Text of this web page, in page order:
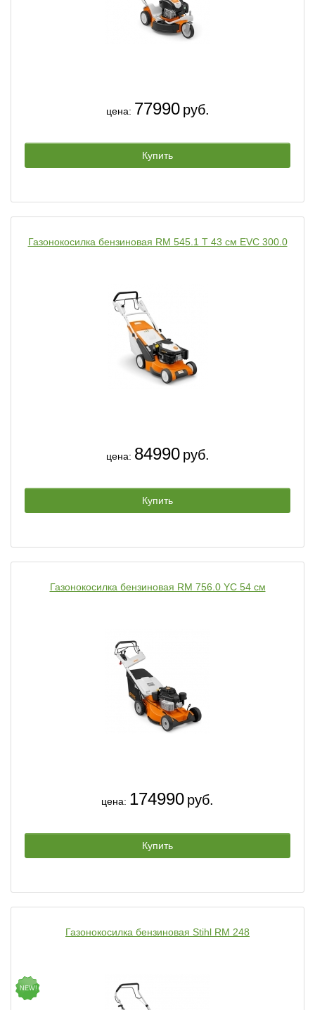
цена: 77990 руб.
Купить
Газонокосилка бензиновая RM 545.1 Т 43 см EVC 300.0
цена: 84990 руб.
Купить
Газонокосилка бензиновая RM 756.0 YC 54 см
цена: 174990 руб.
Купить
Газонокосилка бензиновая Stihl RM 248
NEW!